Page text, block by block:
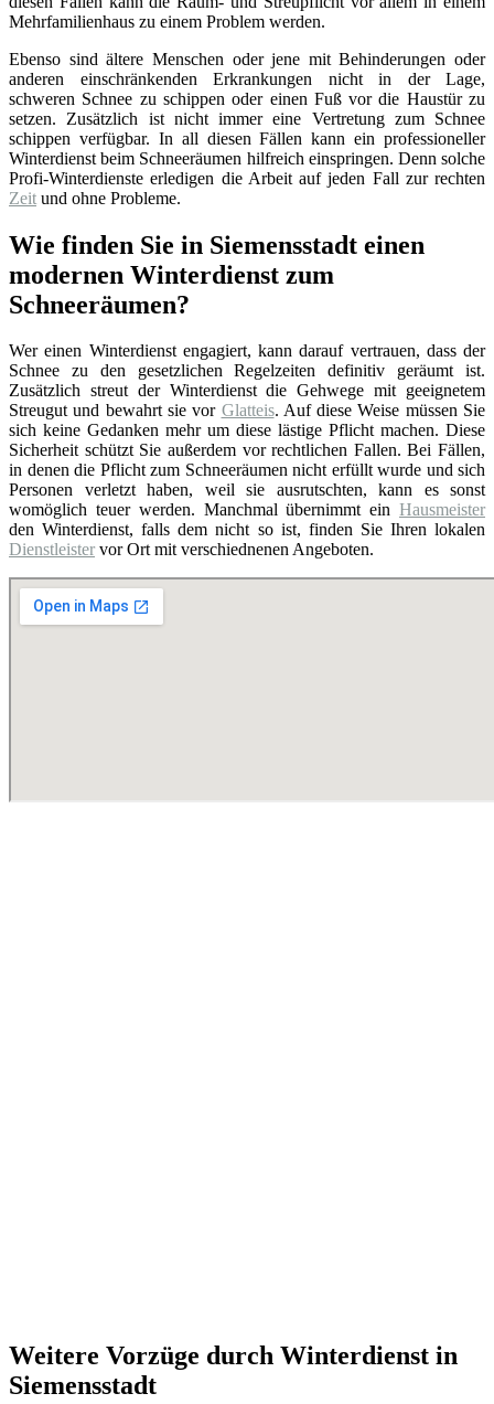
Mehrfamilienhaus zu einem Problem werden.
Ebenso sind ältere Menschen oder jene mit Behinderungen oder
anderen einschränkenden Erkrankungen nicht in der Lage,
schweren Schnee zu schippen oder einen Fuß vor die Haustür zu
setzen. Zusätzlich ist nicht immer eine Vertretung zum Schnee
schippen verfügbar. In all diesen Fällen kann ein professioneller
Winterdienst beim Schneeräumen hilfreich einspringen. Denn solche
Profi-Winterdienste erledigen die Arbeit auf jeden Fall zur rechten
Zeit und ohne Probleme.
Wie finden Sie in Siemensstadt einen
modernen Winterdienst zum
Schneeräumen?
Wer einen Winterdienst engagiert, kann darauf vertrauen, dass der
Schnee zu den gesetzlichen Regelzeiten definitiv geräumt ist.
Zusätzlich streut der Winterdienst die Gehwege mit geeignetem
Streugut und bewahrt sie vor Glatteis. Auf diese Weise müssen Sie
sich keine Gedanken mehr um diese lästige Pflicht machen. Diese
Sicherheit schützt Sie außerdem vor rechtlichen Fallen. Bei Fällen,
in denen die Pflicht zum Schneeräumen nicht erfüllt wurde und sich
Personen verletzt haben, weil sie ausrutschten, kann es sonst
womöglich teuer werden. Manchmal übernimmt ein Hausmeister
den Winterdienst, falls dem nicht so ist, finden Sie Ihren lokalen
Dienstleister vor Ort mit verschiednenen Angeboten.
Weitere Vorzüge durch Winterdienst in
Siemensstadt